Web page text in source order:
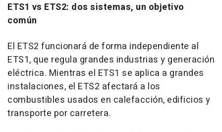
ETS1 vs ETS2: dos sistemas, un objetivo
común
El ETS2 funcionará de forma independiente al
ETS1, que regula grandes industrias y generación
eléctrica. Mientras el ETS1 se aplica a grandes
instalaciones, el ETS2 afectará a los
combustibles usados en calefacción, edificios y
transporte por carretera.